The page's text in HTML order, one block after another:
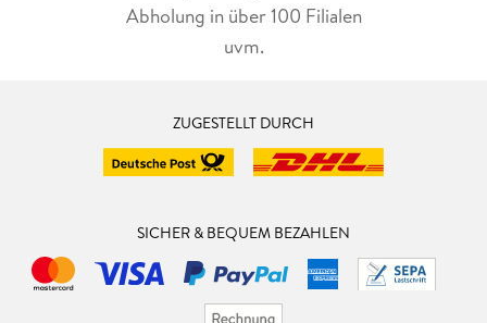
Abholung in über 100 Filialen
uvm.
ZUGESTELLT DURCH
SICHER & BEQUEM BEZAHLEN